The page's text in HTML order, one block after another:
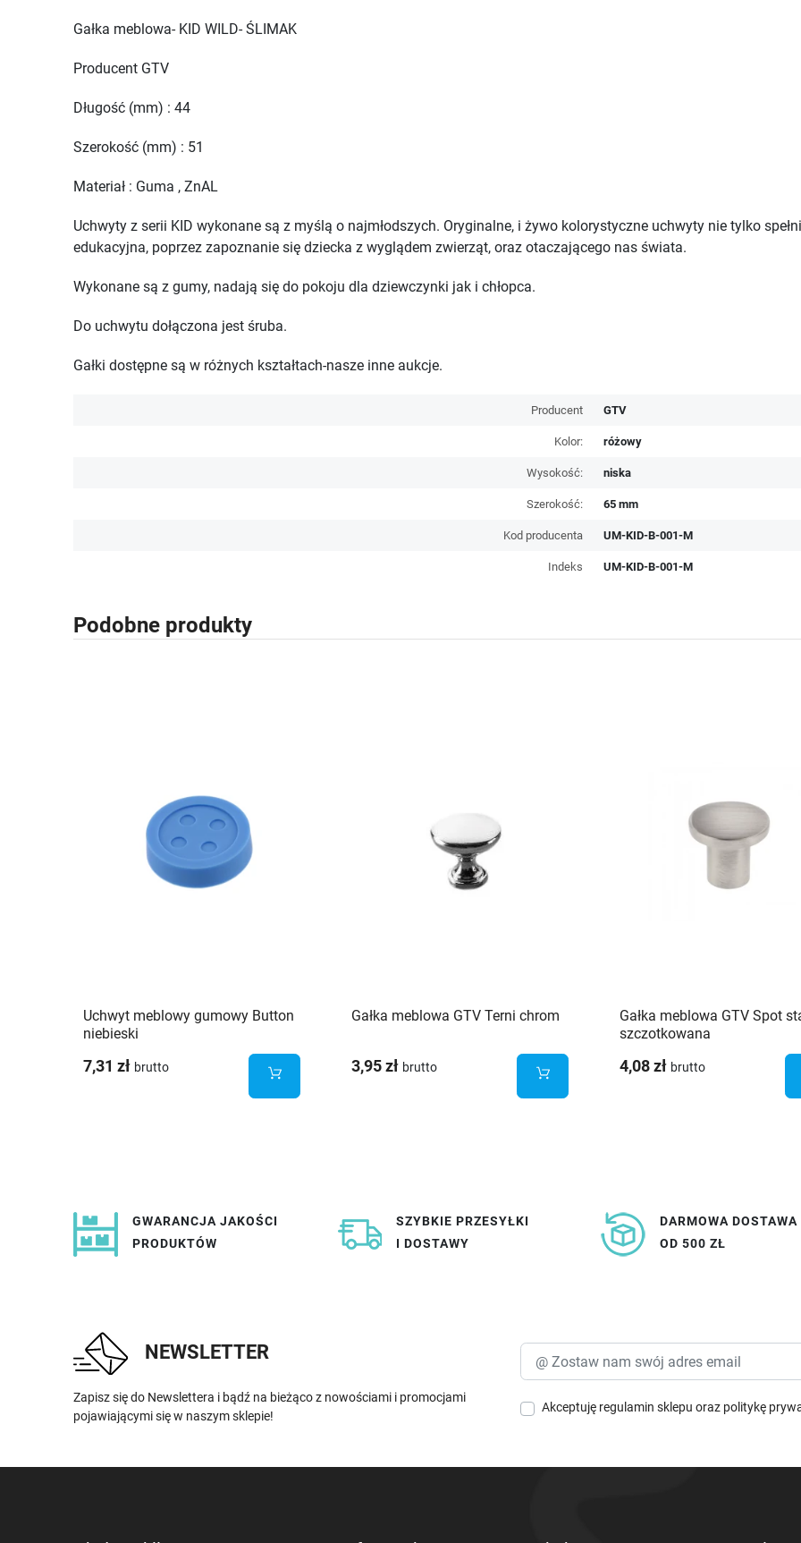
Gałka meblowa- KID WILD- ŚLIMAK
Producent GTV
Długość (mm) : 44
Szerokość (mm) : 51
Materiał : Guma , ZnAL
Uchwyty z serii KID wykonane są z myślą o najmłodszych. Oryginalne, i żywo kolorystyczne uchwyty nie tylko
edukacyjna, poprzez zapoznanie się dziecka z wyglądem zwierząt, oraz otaczającego nas świata.
Wykonane są z gumy, nadają się do pokoju dla dziewczynki jak i chłopca.
Do uchwytu dołączona jest śruba.
Gałki dostępne są w różnych kształtach-nasze inne aukcje.
Producent GTV
Kolor: różowy
Wysokość: niska
Szerokość: 65 mm
Kod producenta UM-KID-B-001-M
Indeks UM-KID-B-001-M
Podobne produkty
Uchwyt meblowy gumowy Button
niebieski
7,31 zł brutto
Gałka meblowa GTV Terni chrom
3,95 zł brutto
Gałka meblowa GTV Spot
szczotkowana
4,08 zł brutto
GWARANCJA JAKOŚCI
PRODUKTÓW
SZYBKIE PRZESYŁKI
I DOSTAWY
DARMOWA DOSTAWA
OD 500 ZŁ
NEWSLETTER
Zapisz się do Newslettera i bądź na bieżąco z nowościami i promocjami
pojawiającymi się w naszym sklepie!
Akceptuję regulamin sklepu oraz politykę